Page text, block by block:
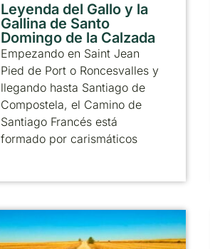
Leyenda del Gallo y la
Gallina de Santo
Domingo de la Calzada
Empezando en Saint Jean
Pied de Port o Roncesvalles y
llegando hasta Santiago de
Compostela, el Camino de
Santiago Francés está
formado por carismáticos